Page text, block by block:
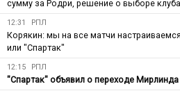
сумму за Родри, решение о выборе
12:31 РПЛ
Корякин: мы на все матчи
или "Спартак"
12:15 РПЛ
"Спартак" объявил о переходе